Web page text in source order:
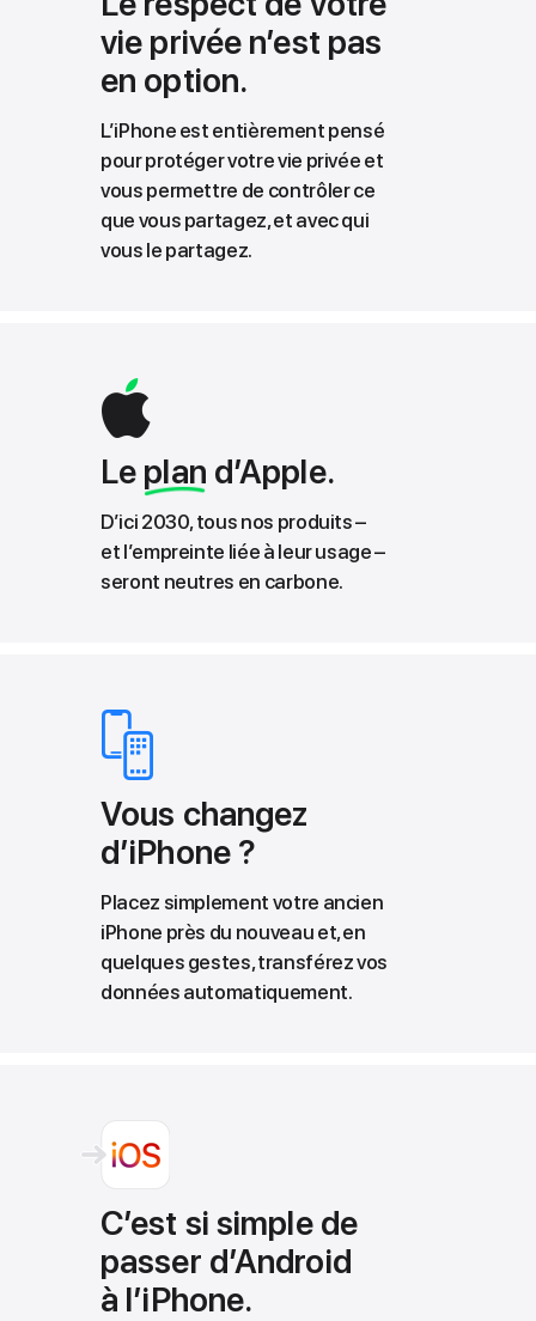
vie privée n’est pas
en option.
L’iPhone est entièrement pensé
pour protéger votre vie privée et
vous permettre de contrôler ce
que vous partagez, et avec qui
vous le partagez.
Le plan d’Apple.
D’ici 2030, tous nos produits –
et l’empreinte liée à leur usage –
seront neutres en carbone.
Vous changez
d’iPhone ?
Placez simplement votre ancien
iPhone près du nouveau et, en
quelques gestes, transférez vos
données automatiquement.
C’est si simple de
passer d’Android
à l’iPhone.